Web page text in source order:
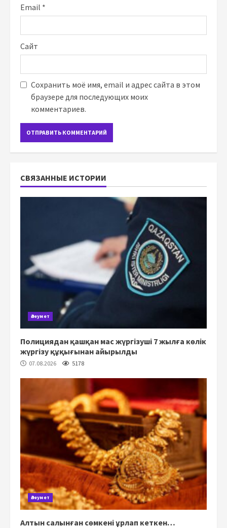
Email *
Сайт
Сохранить моё имя, email и адрес сайта в этом
браузере для последующих моих
комментариев.
СВЯЗАННЫЕ ИСТОРИИ
Әлеумет
Полициядан қашқан мас жүргізуші 7 жылға көлік
жүргізу құқығынан айырылды
07.08.2026 5178
Әлеумет
Алтын салынған сөмкені ұрлап кеткен…